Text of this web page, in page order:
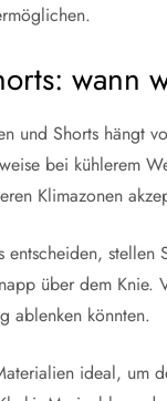
wann
und Shorts hängt
bei kühlerem
Klimazonen
stellen
über dem
ablenken könnten.
ideal, um